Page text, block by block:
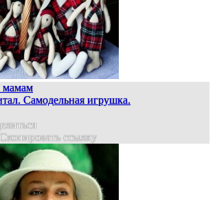
мамам
Самодельная игрушка.